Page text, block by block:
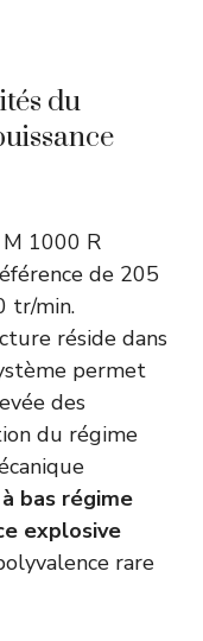
du
1000 R
de 205
tr/min.
réside dans
permet
des
du régime
bas régime
explosive
rare